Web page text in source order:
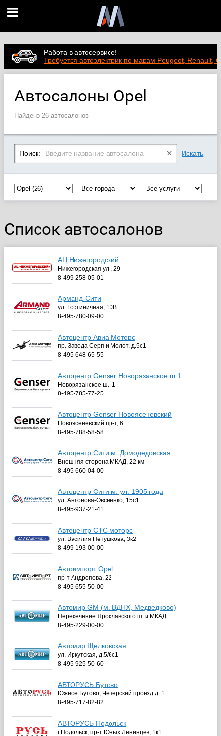
Работа в автосервисе!
Требуется автоэлектрик по марам Peugeot, Renault,
Автосалоны Opel
Найдено 26 автосалонов
Поиск: Искать
Список автосалонов
АЦ Нижегородский
Нижегородская ул., 29
8-499-258-05-01
Арманд-Сити
ул. Гостиничная, 10В
8-495-780-09-00
Автоцентр Авиа Моторс
пр. Завода Серп и Молот, д.5с1
8-495-648-65-55
Автоцентр Genser Новорязанское ш.1
Новорязанское ш., 1
8-495-785-77-25
Автоцентр Genser Новоясеневский
Новоясеневский пр-т, 6
8-495-788-58-58
Автоцентр Сити м. Домодедовская
Внешняя сторона МКАД, 22 км
8-495-660-04-00
Автоцентр Сити м. ул. 1905 года
ул. Антонова-Овсеенко, 15с1
8-495-937-21-41
Автоцентр СТС моторс
ул. Василия Петушкова, 3к2
8-499-193-00-00
Автоимпорт Opel
пр-т Андропова, 22
8-495-655-50-00
Автомир GM (м. ВДНХ, Медведково)
Пересечение Ярославского ш. и МКАД
8-495-229-00-00
Автомир Щелковская
ул. Иркутская, д.5/6с1
8-495-925-50-60
АВТОРУСЬ Бутово
Южное Бутово, Чечерский проезд д. 1
8-495-717-82-82
АВТОРУСЬ Подольск
г.Подольск, пр-т Юных Ленинцев, 1к1